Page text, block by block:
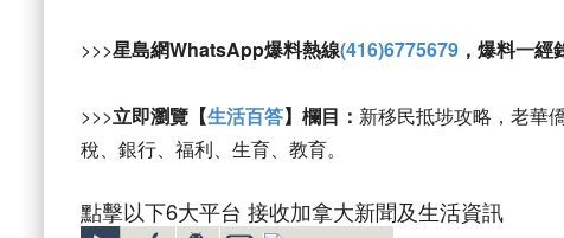
>>>星島網WhatsApp爆料熱線(416)6775679 ，爆料一經
>>>立即瀏覽【生活百答】欄目： 新移民抵埗攻略，老華
稅、銀行、福利、生育、教育。
點擊以下6大平台 接收加拿大新聞及生活資訊